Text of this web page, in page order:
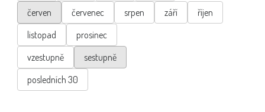
červen
červenec srpen září
říjen
listopad
prosinec
vzestupně
sestupně
posledních 30